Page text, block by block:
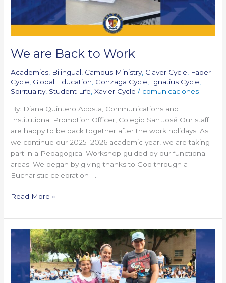
We are Back to Work
Academics Bilingual Campus Ministry, Claver Cycle
Faber
Cycle Global Education Gonzaga Cycle Ignatius Cycle
Spirituality, Student Life ,Xavier Cycle / comunicaciones
By: Diana Quintero Acosta, Communications and
Institutional Promotion Officer, Colegio San José Our staff
are happy to be back together after the work holidays! As
we continue our 2025–2026 academic year, we are taking
part in a Pedagogical Workshop guided by our functional
areas. We began by giving thanks to God through a
Eucharistic celebration […]
Read More »
Our
Semana
Recap